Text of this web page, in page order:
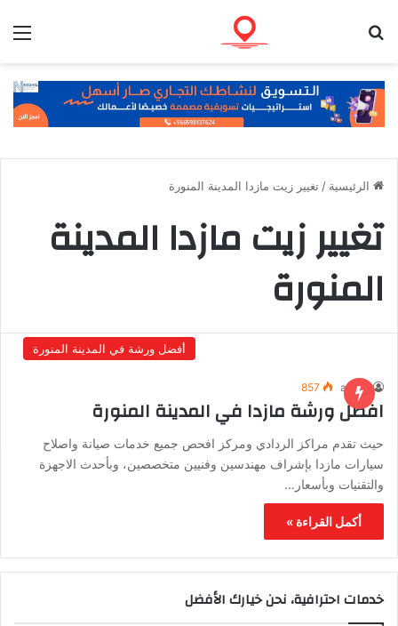
الرئيسية / تغيير زيت مازدا المدينة المنورة
تغيير زيت مازدا المدينة
المنورة
أفضل ورشة في المدينة المنورة
admin
857
افضل ورشة مازدا في المدينة المنورة
حيث تقدم مراكز الردادي ومركز افحص جميع خدمات صيانة واصلاح
سيارات مازدا بإشراف مهندسين وفنيين متخصصين، وبأحدث الاجهزة
والتقنيات وبأسعار…
أكمل القراءة »
خدمات احترافية، نحن خيارك الأفضل